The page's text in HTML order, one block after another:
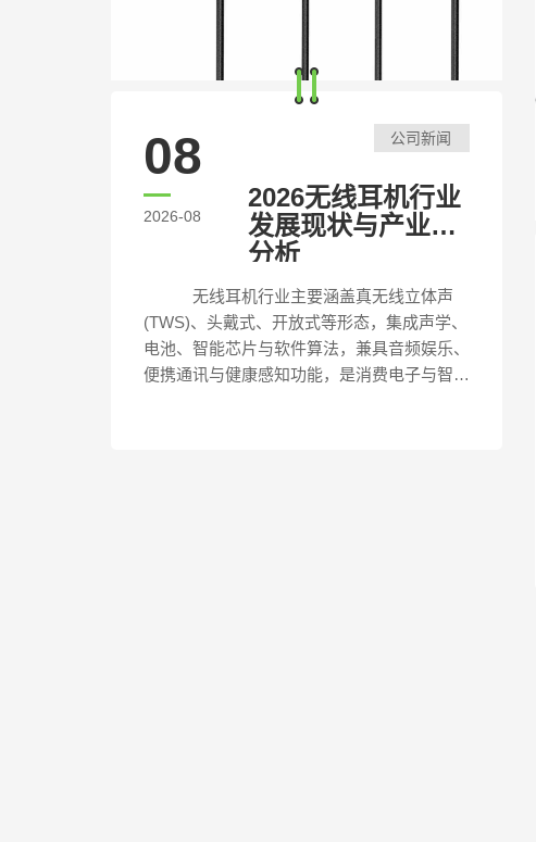
08
2026-08
公司新闻
2026无线耳机行业
发展现状与产业链
分析
无线耳机行业主要涵盖真无线立体声
(TWS)、头戴式、开放式等形态，集成声学、
电池、智能芯片与软件算法，兼具音频娱乐、
便携通讯与健康感知功能，是消费电子与智能